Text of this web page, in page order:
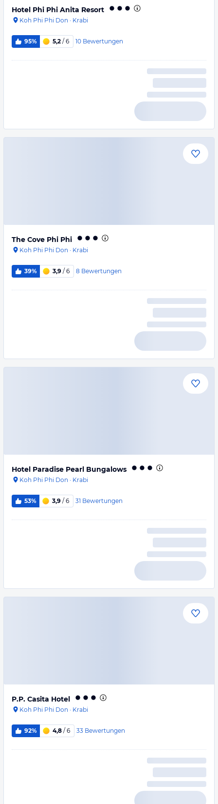
Hotel Phi Phi Anita Resort
Koh Phi Phi Don · Krabi
95% 5,2 / 6 10 Bewertungen
The Cove Phi Phi
Koh Phi Phi Don · Krabi
39% 3,9 / 6 8 Bewertungen
Hotel Paradise Pearl Bungalows
Koh Phi Phi Don · Krabi
53% 3,9 / 6 31 Bewertungen
P.P. Casita Hotel
Koh Phi Phi Don · Krabi
92% 4,8 / 6 33 Bewertungen